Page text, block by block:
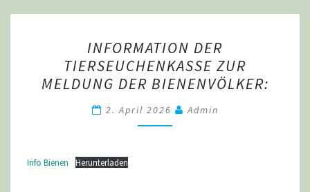
DER
TIERSEUCHENKASSE
ZUR
MELDUNG
DER
INFORMATION DER
TIERSEUCHENKASSE ZUR
MELDUNG DER BIENENVÖLKER:
2. April 2026 Admin
Info Bienen Herunterladen